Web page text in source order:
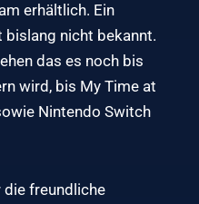
erhältlich. Ein
nicht bekannt.
das es noch bis
wird, bis My Time at
Nintendo Switch
die freundliche